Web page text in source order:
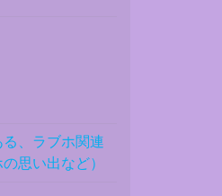
、ラブホ関連
思い出など）